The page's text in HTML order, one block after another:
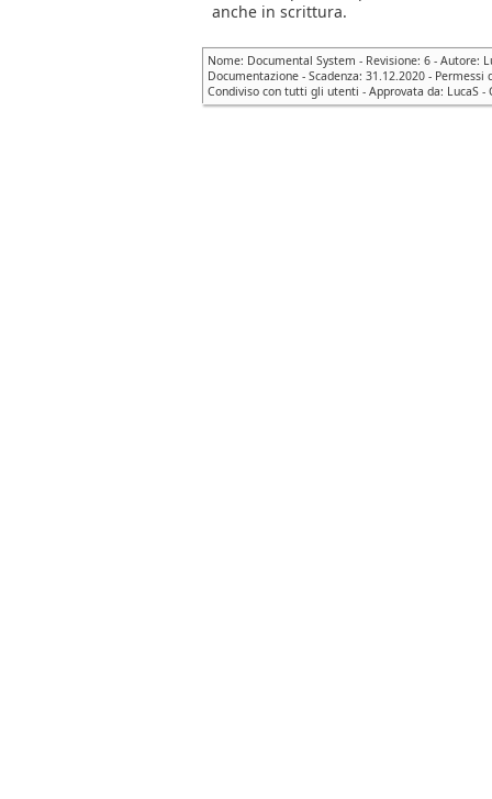
anche in scrittura.
Nome: Documental System - Revisione: 6 - Autore:
Documentazione - Scadenza: 31.12.2020 -
Condiviso con tutti gli utenti - Approvata da: LucaS